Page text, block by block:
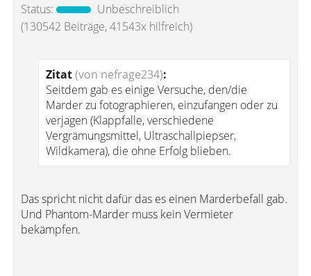
Status:
Unbeschreiblich
(130542 Beiträge, 41543x hilfreich)
Zitat(von nefrage234):
Seitdem gab es einige Versuche, den/die
Marder zu fotographieren, einzufangen oder zu
verjagen (Klappfalle, verschiedene
Vergrämungsmittel, Ultraschallpiepser,
Wildkamera), die ohne Erfolg blieben.
Das spricht nicht dafür das es einen Marderbefall gab.
Und Phantom-Marder muss kein Vermieter
bekämpfen.